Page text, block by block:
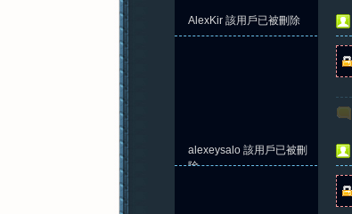
元
AlexKir 該用戶已被刪除
alexeysalo 該用戶已被刪
除